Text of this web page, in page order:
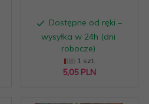
Dostępne od ręki –
wysyłka w 24h (dni
robocze)
1 szt.
5,05 PLN